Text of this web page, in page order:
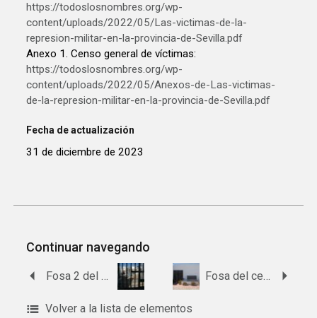
https://todoslosnombres.org/wp-
content/uploads/2022/05/Las-victimas-de-la-
represion-militar-en-la-provincia-de-Sevilla.pdf
Anexo 1. Censo general de víctimas:
https://todoslosnombres.org/wp-
content/uploads/2022/05/Anexos-de-Las-victimas-
de-la-represion-militar-en-la-provincia-de-Sevilla.pdf
Fecha de actualización
31 de diciembre de 2023
Continuar navegando
Volver a la lista de elementos